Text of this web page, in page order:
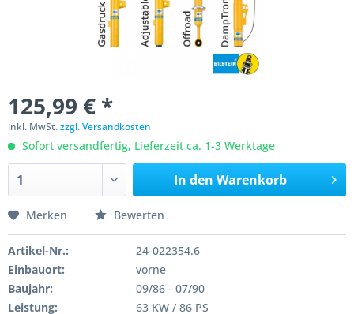
125,99 € *
inkl. MwSt.zzgl. Versandkosten
Sofort versandfertig, Lieferzeit ca. 1-3 Werktage
In den Warenkorb
Merken Bewerten
Artikel-Nr.:
24-022354.6
Einbauort:
vorne
Baujahr:
09/86 - 07/90
Leistung:
63 KW / 86 PS